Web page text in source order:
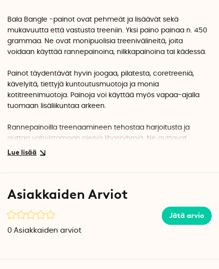
Bala Bangle -painot ovat pehmeät ja lisäävät sekä
mukavuutta että vastusta treeniin. Yksi paino painaa n. 450
grammaa. Ne ovat monipuolisia treenivälineitä, joita
voidaan käyttää rannepainoina, nilkkapainoina tai kädessä.
Painot täydentävät hyvin joogaa, pilatesta, coretreeniä,
kävelyitä, tiettyjä kuntoutusmuotoja ja monia
kotitreenimuotoja. Painoja voi käyttää myös vapaa-ajalla
tuomaan lisäliikuntaa arkeen.
Rannepainoilla treenaamineen tehostaa harjoitusta ja
auttaa vahvistamaan pieniä lihasryhmiä. Ne auttavat
kehittämään kestävyyttä, kehonhallintaa ja voimaa. Nilkoissa
Nilkka- ja rannepainot on valmistettu erittäin laadukkaista
terästä, joka on päällystetty pehmeällä silikonilla.
Asiakkaiden Arviot
Jätä arvio
0 Asiakkaiden arviot